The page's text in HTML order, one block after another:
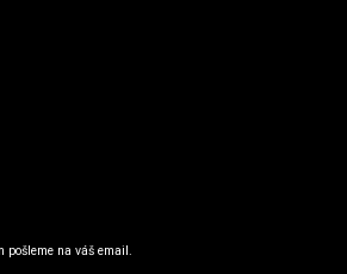
pošleme na váš email.